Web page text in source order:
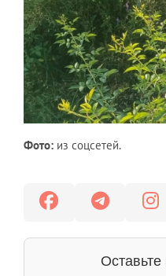
Фото: из соцсетей.